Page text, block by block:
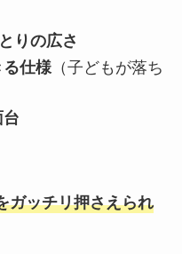
りの広さ
仕様（子どもが落ち
ガッチリ押さえられ